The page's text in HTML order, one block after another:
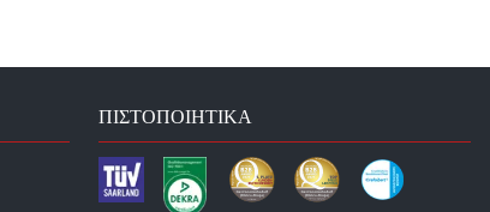
ΠΙΣΤΟΠΟΙΗΤΙΚΆ